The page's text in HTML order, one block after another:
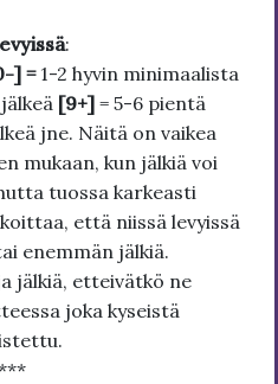
:
] = 1-2 hyvin minimaalista
[9+] = 5-6 pientä
jne. Näitä on vaikea
mukaan, kun jälkiä voi
tuossa karkeasti
että niissä levyissä
enemmän jälkiä.
jälkiä, etteivätkö ne
joka kyseistä